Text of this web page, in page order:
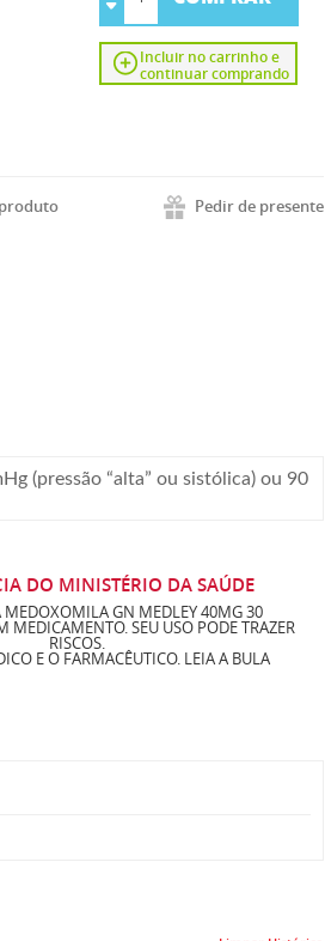
Incluir no carrinho e
continuar comprando
Pedir de presente
(pressão “alta” ou sistólica) ou 90
DO MINISTÉRIO DA SAÚDE
MEDOXOMILA GN MEDLEY 40MG 30
MEDICAMENTO. SEU USO PODE TRAZER
RISCOS.
E O FARMACÊUTICO. LEIA A BULA